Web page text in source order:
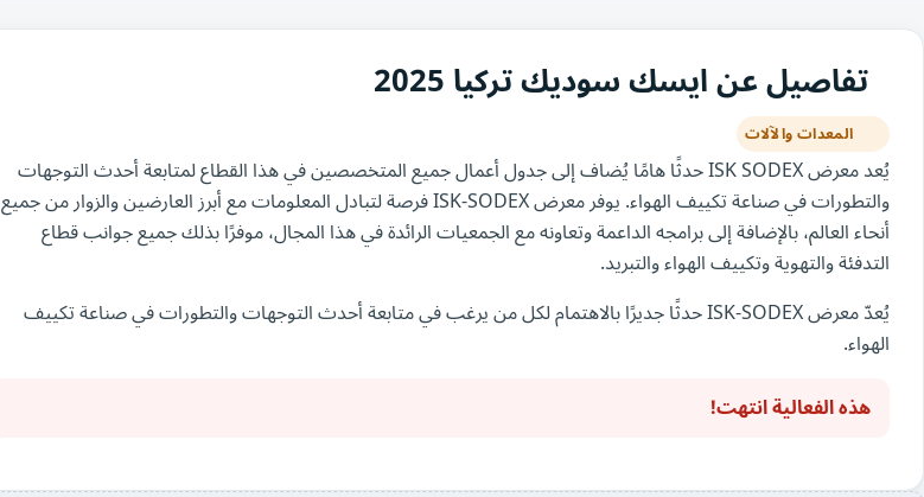
تفاصيل عن ايسك سوديك تركيا 2025
المعدات والآلات
يُعد معرض ISK SODEX حدثًا هامًا يُضاف إلى جدول أعمال جميع المتخصصين في هذا القطاع لمتابعة أحدث التوجهات
والتطورات في صناعة تكييف الهواء. يوفر معرض ISK-SODEX فرصة لتبادل المعلومات مع أبرز العارضين والزوار من جميع
أنحاء العالم، بالإضافة إلى برامجه الداعمة وتعاونه مع الجمعيات الرائدة في هذا المجال، موفرًا بذلك جميع جوانب قطاع
التدفئة والتهوية وتكييف الهواء والتبريد.
يُعدّ معرض ISK-SODEX حدثًا جديرًا بالاهتمام لكل من يرغب في متابعة أحدث التوجهات والتطورات في صناعة تكييف
الهواء.
هذه الفعالية انتهت!